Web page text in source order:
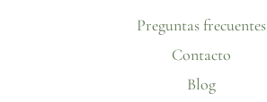
Preguntas frecuentes
Contacto
Blog